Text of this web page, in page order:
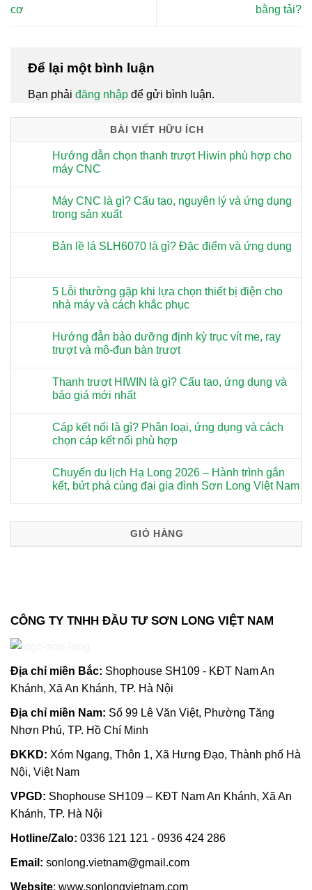
BÀI VIẾT HỮU ÍCH
Hướng dẫn chọn thanh trượt Hiwin phù hợp cho
máy CNC
Máy CNC là gì? Cấu tạo, nguyên lý và ứng dụng
trong sản xuất
Bản lề lá SLH6070 là gì? Đặc điểm và ứng dụng
5 Lỗi thường gặp khi lựa chọn thiết bị điện cho
nhà máy và cách khắc phục
Hướng đẫn bảo dưỡng định kỳ trục vít me, ray
trượt và mô-đun bàn trượt
Thanh trượt HIWIN là gì? Cấu tạo, ứng dụng và
báo giá mới nhất
Cáp kết nối là gì? Phân loại, ứng dụng và cách
chọn cáp kết nối phù hợp
Chuyến du lịch Hạ Long 2026 – Hành trình gắn
kết, bứt phá cùng đại gia đình Sơn Long Việt Nam
GIỎ HÀNG
cơ
bằng tải?
Để lại một bình luận
Bạn phải đăng nhập để gửi bình luận.
CÔNG TY TNHH ĐẦU TƯ SƠN LONG VIỆT NAM
Địa chỉ miền Bắc: Shophouse SH109 - KĐT Nam An
Khánh, Xã An Khánh, TP. Hà Nội
Địa chỉ miền Nam: Số 99 Lê Văn Việt, Phường Tăng
Nhơn Phú, TP. Hồ Chí Minh
ĐKKD: Xóm Ngang, Thôn 1, Xã Hưng Đạo, Thành phố Hà
Nội, Việt Nam
VPGD: Shophouse SH109 – KĐT Nam An Khánh, Xã An
Khánh, TP. Hà Nội
Hotline/Zalo: 0336 121 121 - 0936 424 286
Email: sonlong.vietnam@gmail.com
Website: www.sonlongvietnam.com